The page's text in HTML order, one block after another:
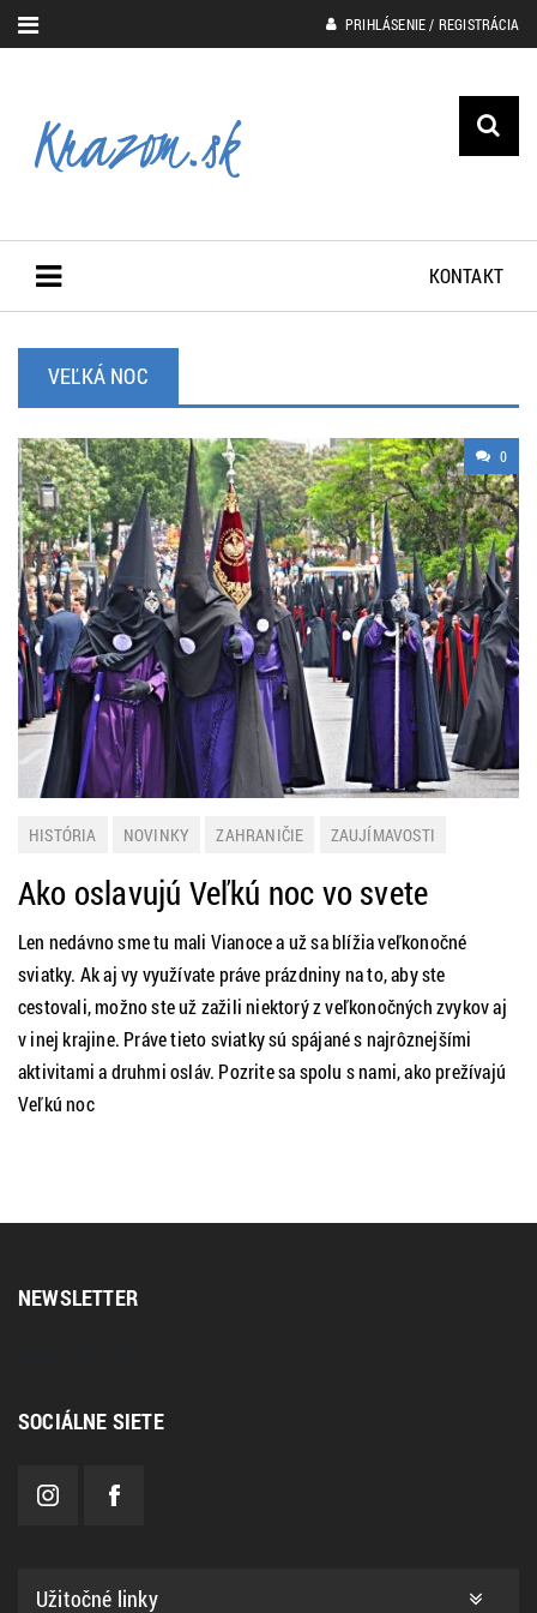
PRIHLÁSENIE / REGISTRÁCIA
KONTAKT
VEĽKÁ NOC
0
HISTÓRIA NOVINKY ZAHRANIČIE ZAUJÍMAVOSTI
Ako oslavujú Veľkú noc vo svete
Len nedávno sme tu mali Vianoce a už sa blížia veľkonočné
sviatky. Ak aj vy využívate práve prázdniny na to, aby ste
cestovali, možno ste už zažili niektorý z veľkonočných zvykov aj
v inej krajine. Práve tieto sviatky sú spájané s najrôznejšími
aktivitami a druhmi osláv. Pozrite sa spolu s nami, ako prežívajú
Veľkú noc
NEWSLETTER
SOCIÁLNE SIETE
Užitočné linky